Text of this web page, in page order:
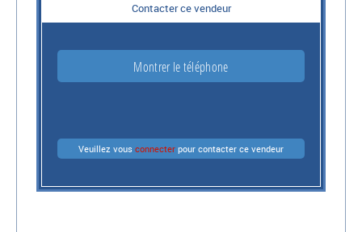
Contacter ce vendeur
Montrer le téléphone
Veuillez vous connecterpour contacter ce vendeur